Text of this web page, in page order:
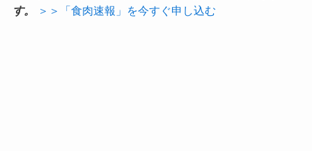
す。
＞＞「食肉速報」を今すぐ申し込む